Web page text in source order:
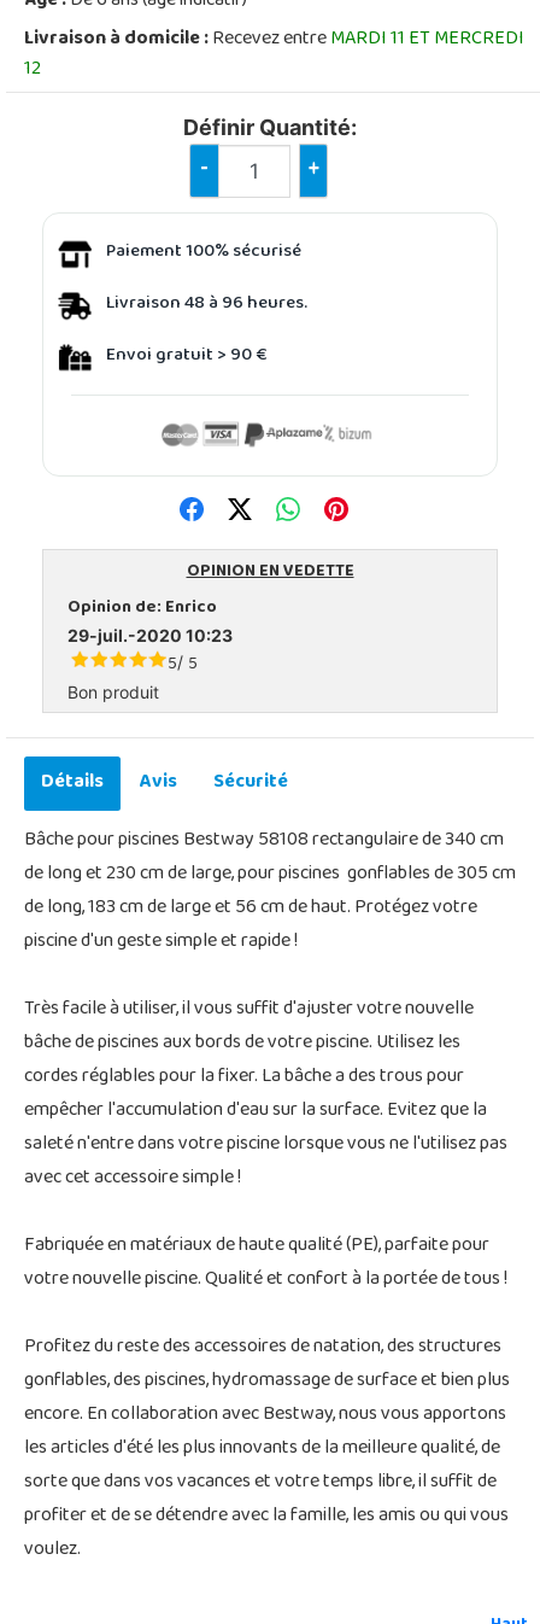
Livraison à domicile :Recevez entreMARDI 11 ET MERCREDI
12
Définir Quantité:
- +
Paiement 100% sécurisé
Livraison 48 à 96 heures.
Envoi gratuit > 90 €
OPINION EN VEDETTE
Opinion de:Enrico
29-juil.-2020 10:23
5/ 5
Bon produit
Détails Avis
Sécurité
Bâche pour piscines Bestway 58108 rectangulaire de 340 cm
de long et 230 cm de large, pour piscines gonflables de 305 cm
de long, 183 cm de large et 56 cm de haut. Protégez votre
piscine d'un geste simple et rapide !
Très facile à utiliser, il vous suffit d'ajuster votre nouvelle
bâche de piscines aux bords de votre piscine. Utilisez les
cordes réglables pour la fixer. La bâche a des trous pour
empêcher l'accumulation d'eau sur la surface. Evitez que la
saleté n'entre dans votre piscine lorsque vous ne l'utilisez pas
avec cet accessoire simple !
Fabriquée en matériaux de haute qualité (PE), parfaite pour
votre nouvelle piscine. Qualité et confort à la portée de tous !
Profitez du reste des accessoires de natation, des structures
gonflables, des piscines, hydromassage de surface et bien plus
encore. En collaboration avec Bestway, nous vous apportons
les articles d'été les plus innovants de la meilleure qualité, de
sorte que dans vos vacances et votre temps libre, il suffit de
profiter et de se détendre avec la famille, les amis ou qui vous
voulez.